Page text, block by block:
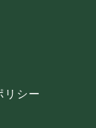
リシー